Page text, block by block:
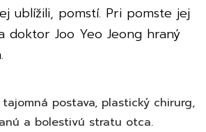
ublížili, pomstí. Pri pomste jej
doktor Joo Yeo Jeong hraný
postava, plastický chirurg,
a bolestivú stratu otca.